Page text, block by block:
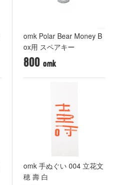
omk Polar Bear Money B
ox用 スペアキー
800
omk 手ぬぐい 004 立花文
穂 壽 白